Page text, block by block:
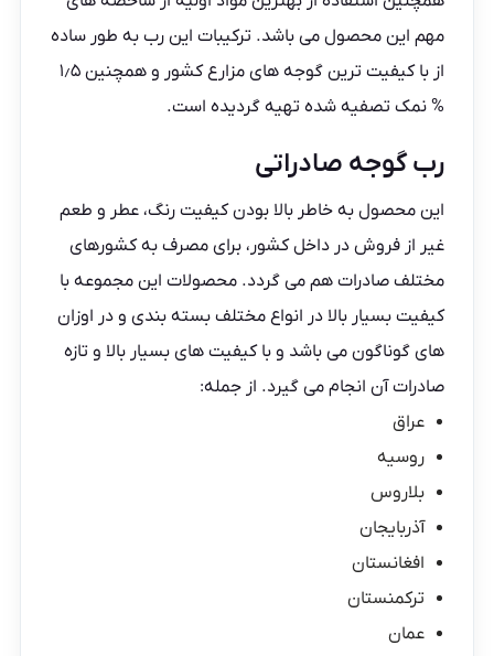
مهم این محصول می باشد. ترکیبات این رب به طور ساده
از با کیفیت ترین گوجه های مزارع کشور و همچنین ۱٫۵
% نمک تصفیه شده تهیه گردیده است.
رب گوجه صادراتی
این محصول به خاطر بالا بودن کیفیت رنگ، عطر و طعم
غیر از فروش در داخل کشور، برای مصرف به کشورهای
مختلف صادرات هم می گردد. محصولات این مجموعه با
کیفیت بسیار بالا در انواع مختلف بسته بندی و در اوزان
های گوناگون می باشد و با کیفیت های بسیار بالا و تازه
صادرات آن انجام می گیرد. از جمله:
عراق
روسیه
بلاروس
آذربایجان
افغانستان
ترکمنستان
عمان